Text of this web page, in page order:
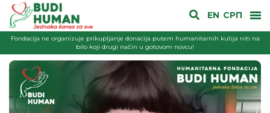
EN СРП
Fondacija ne organizuje prikupljanje donacija putem humanitarnih kutija niti na
bilo koji drugi način u gotovom novcu!